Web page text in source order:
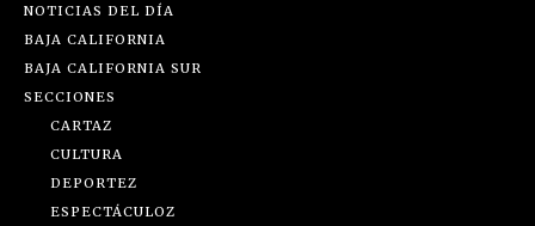
NOTICIAS DEL DÍA
BAJA CALIFORNIA
BAJA CALIFORNIA SUR
SECCIONES
CARTAZ
CULTURA
DEPORTEZ
ESPECTÁCULOZ